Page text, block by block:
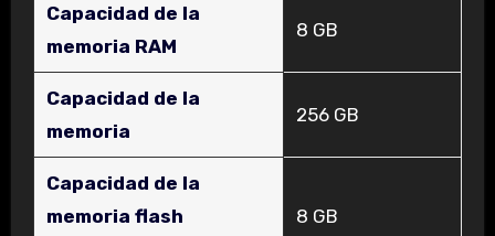
Capacidad de la
memoria RAM
‎8 GB
Capacidad de la
memoria
‎256 GB
Capacidad de la
memoria flash
‎8 GB